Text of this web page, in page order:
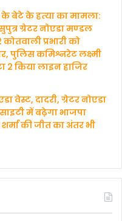
के बेटे के हत्‍या का मामला:
ग्रेटर नोएडा मण्‍डल
प्रभारी को
पुलिस कमिश्नरेट लक्ष्मी
2 किया लाइन हाजिर
वेस्ट, दादरी, ग्रेटर नोएडा
में बढ़ेगा भाजपा
शर्मा की जीत का अंतर भी